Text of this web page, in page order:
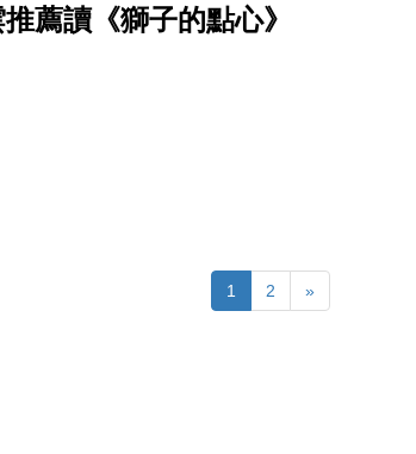
薦讀《獅子的點心》
1 2 »